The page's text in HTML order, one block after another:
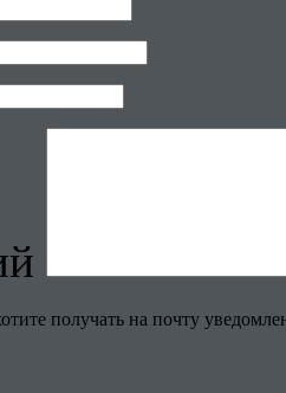
получать на почту